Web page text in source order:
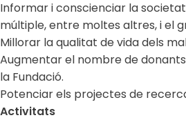
Informar i conscienciar la
múltiple, entre moltes altres, i el
Millorar la qualitat de vida dels
Augmentar el nombre de
la Fundació.
Potenciar els projectes de
Activitats